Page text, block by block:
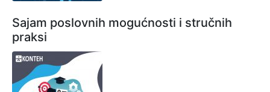
Sajam poslovnih mogućnosti i stručnih
praksi